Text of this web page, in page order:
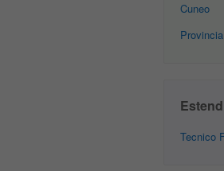
Cuneo
Tecnico